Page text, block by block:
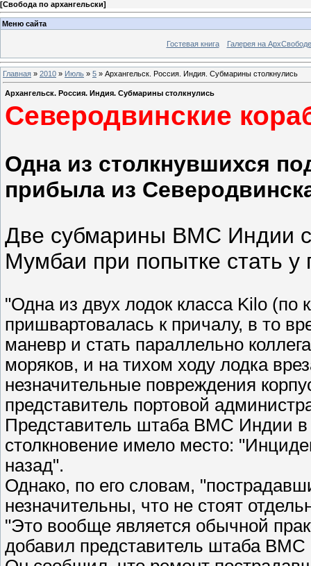
[Свобода по архангельски]
Меню сайта
Гостевая книга Галерея на АрхСвободе
Главная » 2010 » Июль » 5 » Архангельск. Россия. Индия. Субмарины столкнулись
Архангельск. Россия. Индия. Субмарины столкнулись
Северодвинские
Одна из столкнувшихся
прибыла из
Две субмарины ВМС Индии
Мумбаи при попытке стать
"Одна из двух лодок класса Kilo
пришвартовалась к причалу, в то
маневр и стать параллельно
моряков, и на тихом ходу лодка
незначительные повреждения
представитель портовой
Представитель штаба ВМС Индии
столкновение имело место:
назад".
Однако, по его словам,
незначительны, что не стоят
"Это вообще является обычной
добавил представитель штаба